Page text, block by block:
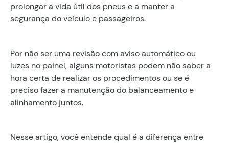
prolongar a vida útil dos pneus e a manter a
segurança do veículo e passageiros.
Por não ser uma revisão com aviso automático ou
luzes no painel, alguns motoristas podem não saber a
hora certa de realizar os procedimentos ou se é
preciso fazer a manutenção do balanceamento e
alinhamento juntos.
Nesse artigo, você entende qual é a diferença entre